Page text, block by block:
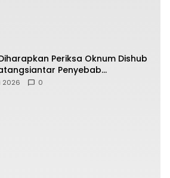
Periksa Oknum Dishub
Penyebab
PAD Retribusi Parkir
2026 0